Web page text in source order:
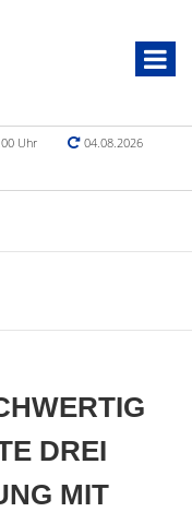
Uhr
04.08.2026
DREI
MIT